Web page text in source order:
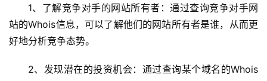
1、了解竞争对手的网站所有者：通过查询竞争对手网
站的Whois信息，可以了解他们的网站所有者是谁，从而更
好地分析竞争态势。
2、发现潜在的投资机会：通过查询某个域名的Whois